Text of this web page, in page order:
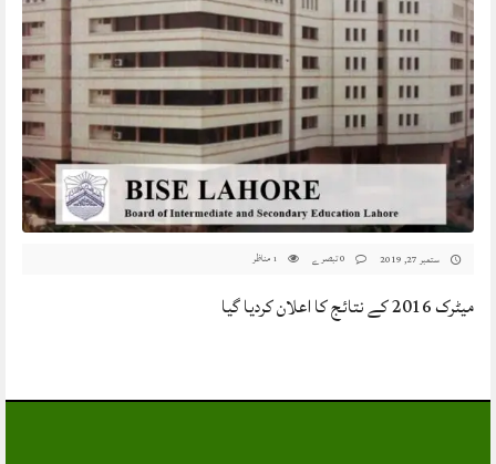
ستمبر 27, 2019 1 مناظر
میٹرک 2016 کے نتائج کا اعلان کردیا گیا